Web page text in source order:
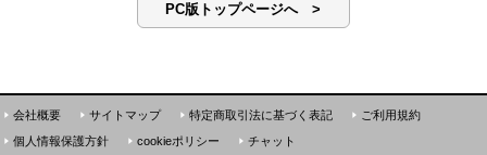
PC版トップページへ >
会社概要 サイトマップ 特定商取引法に基づく表記
ご利用規約
個人情報保護方針
cookieポリシー チャット